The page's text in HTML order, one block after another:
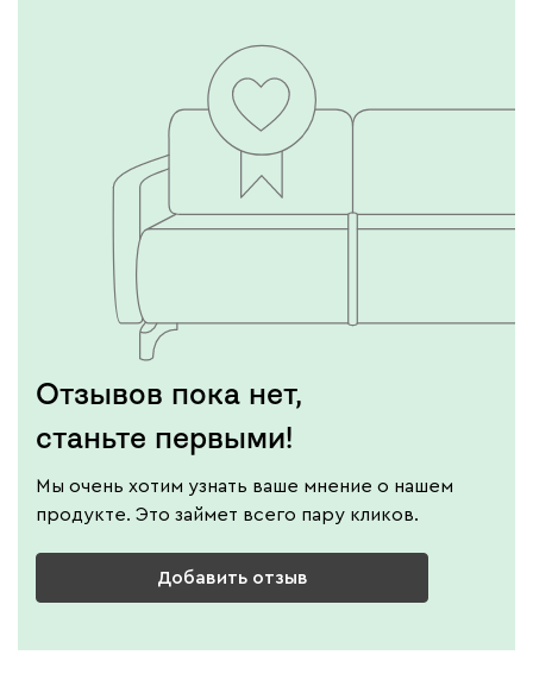
Отзывов пока нет,
станьте первыми!
Мы очень хотим узнать ваше мнение о нашем
продукте. Это займет всего пару кликов.
Добавить отзыв